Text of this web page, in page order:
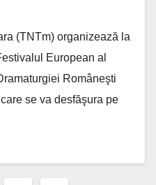
(TNTm) organizează la
European al
Româneşti
se va desfăşura pe